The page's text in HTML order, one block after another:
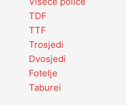
TDF
TTF
Trosjedi
Dvosjedi
Fotelje
Taburei